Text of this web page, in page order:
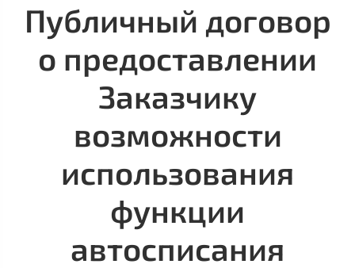
Публичный договор
о предоставлении
Заказчику
возможности
использования
функции
автосписания